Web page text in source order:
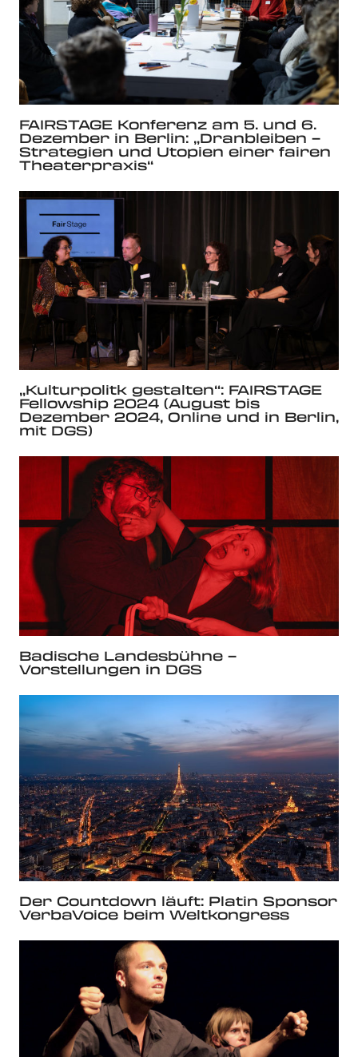
FAIRSTAGE Konferenz am 5. und 6.
Dezember in Berlin: „Dranbleiben –
Strategien und Utopien einer fairen
Theaterpraxis“
„Kulturpolitk gestalten“: FAIRSTAGE
Fellowship 2024 (August bis
Dezember 2024, Online und in Berlin,
mit DGS)
Badische Landesbühne –
Vorstellungen in DGS
Der Countdown läuft: Platin Sponsor
VerbaVoice beim Weltkongress